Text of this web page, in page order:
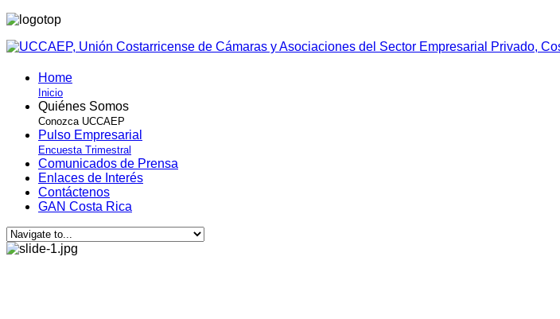
Home
Inicio
Quiénes Somos
Conozca UCCAEP
Pulso Empresarial
Encuesta Trimestral
Comunicados de Prensa
Enlaces de Interés
Contáctenos
GAN Costa Rica